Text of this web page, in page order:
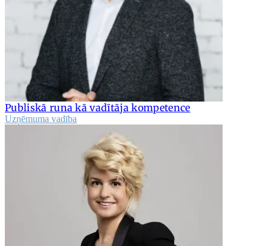
Publiskā runa kā vadītāja kompetence
Uzņēmuma vadība